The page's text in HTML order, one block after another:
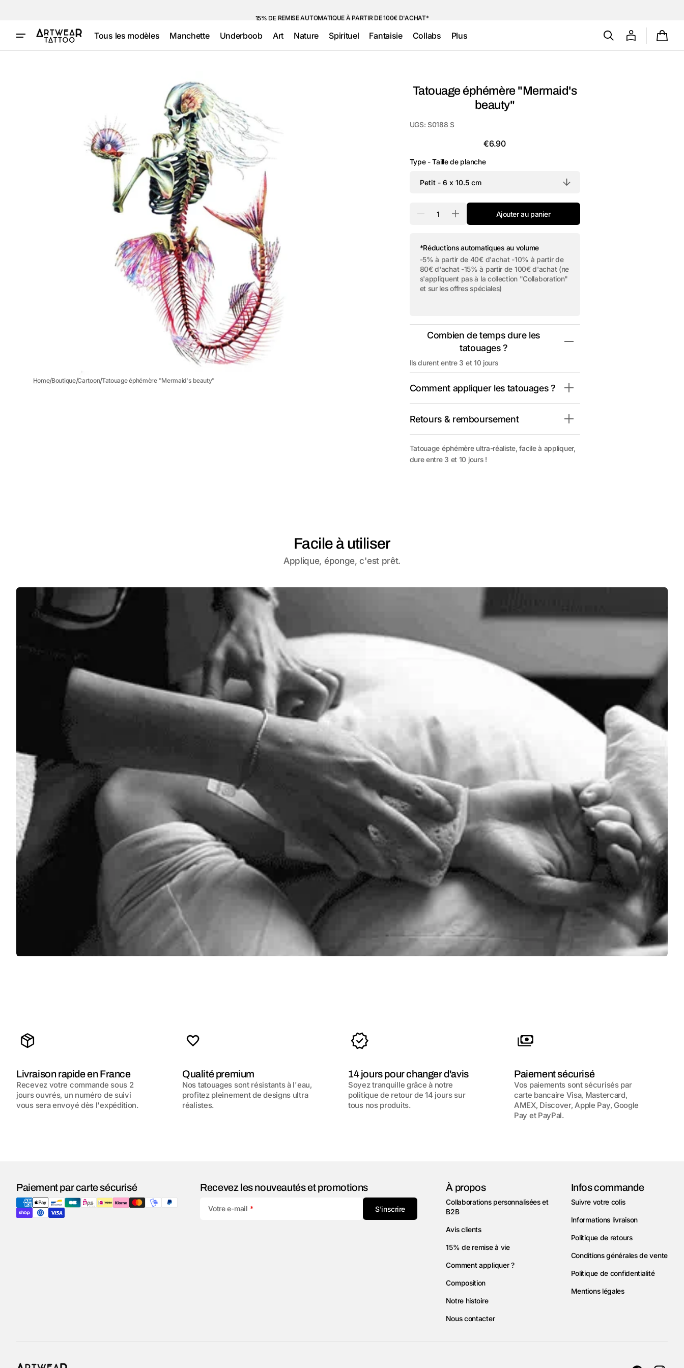
Tous les modèles Manchette Underboob Art Nature Spirituel Fantaisie
Argenté)
Autres Fantaisie
Collabs Plus
Tatouages
éphémères
personnalisés
Ouvrir
1
des
supports
multimédia
dans
la
vue
de
la
galerie
Home/Boutique/Cartoon/Tatouage éphémère "Mermaid's beauty"
Tatouage éphémère "Mermaid's
beauty"
UGS:S0188 S
Prix
€6.90
Type - Taille de planche
Réduire
Tatouage
éphémère
&quot;Mermaid&#39;s
beauty&quot;
Augmenter
Tatouage
éphémère
&quot;Mermaid&#39;s
beauty&quot;
Ajouter au panier
*Réductions automatiques au volume
-5% à partir de 40€ d'achat -10% à partir de
80€ d'achat -15% à partir de 100€ d'achat (ne
s'appliquent pas à la collection "Collaboration"
et sur les offres spéciales)
Combien de temps dure les
tatouages ?
Ils durent entre 3 et 10 jours
Comment appliquer les tatouages ?
Retours & remboursement
Tatouage éphémère ultra-réaliste, facile à appliquer,
dure entre 3 et 10 jours !
Facile à utiliser
Applique, éponge, c'est prêt.
Livraison rapide en France
Recevez votre commande sous 2
jours ouvrés, un numéro de suivi
vous sera envoyé dès l'expédition.
Qualité premium
Nos tatouages sont résistants à l'eau,
profitez pleinement de designs ultra
réalistes.
14 jours pour changer d'avis
Soyez tranquille grâce à notre
politique de retour de 14 jours sur
tous nos produits.
Paiement sécurisé
Vos paiements sont sécurisés par
carte bancaire Visa, Mastercard,
AMEX, Discover, Apple Pay, Google
Pay et PayPal.
Paiement par carte sécurisé Recevez les nouveautés et promotions
Votre e-mail S'inscrire
À propos
Collaborations personnalisées et
B2B
Avis clients
15% de remise à vie
Comment appliquer ?
Composition
Notre histoire
Nous contacter
Infos commande
Suivre votre colis
Informations livraison
Politique de retours
Conditions générales de vente
Politique de confidentialité
Mentions légales